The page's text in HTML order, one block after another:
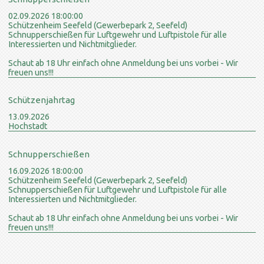
02.09.2026 18:00:00
Schützenheim Seefeld (Gewerbepark 2, Seefeld)
Schnupperschießen für Luftgewehr und Luftpistole für alle
Interessierten und Nichtmitglieder.
Schaut ab 18 Uhr einfach ohne Anmeldung bei uns vorbei - Wir
freuen uns!!!
Schützenjahrtag
13.09.2026
Hochstadt
Schnupperschießen
16.09.2026 18:00:00
Schützenheim Seefeld (Gewerbepark 2, Seefeld)
Schnupperschießen für Luftgewehr und Luftpistole für alle
Interessierten und Nichtmitglieder.
Schaut ab 18 Uhr einfach ohne Anmeldung bei uns vorbei - Wir
freuen uns!!!